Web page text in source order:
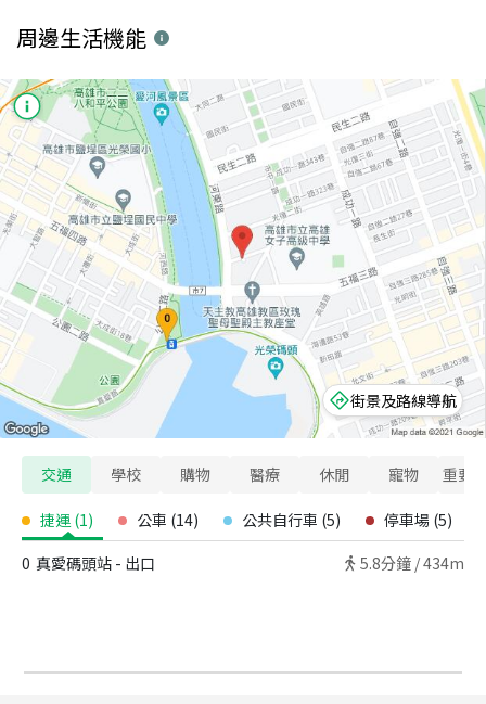
周邊生活機能
街景及路線導航
交通 學校 購物 醫療 休閒 寵物 重要
捷運 (1) 公車 (14) 公共自行車 (5) 停車場 (5)
0 真愛碼頭站 - 出口 5.8分鐘 /434m